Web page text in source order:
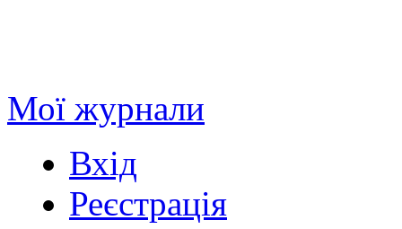
Мої журнали
Вхід
Реєстрація